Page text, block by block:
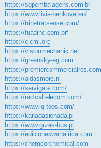
https://sgpembalagens.com.br
https://www.livia-benkova.eu/
https://trinetratsense.com/
https://fuadinc.com.br/
https://cicmi.org
https://visionmechanic.net
https://greensky-eg.com
https://premiercommercialres.com
https://aidasmore.nl
https://servigate.com/
https://radicaltelecom.com/
https://www.iq-toos.com/
https://kanadasienada.pl
https://www.grzes-bus.pl
https://edicioneswanafrica.com
https://chemcorchemical.com